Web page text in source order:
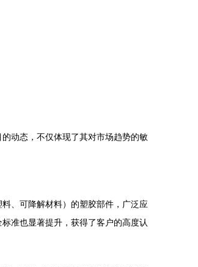
动态，不仅体现了其对市场趋势的敏
、可降解材料）的塑胶部件，广泛应
准也显著提升，获得了客户的高度认